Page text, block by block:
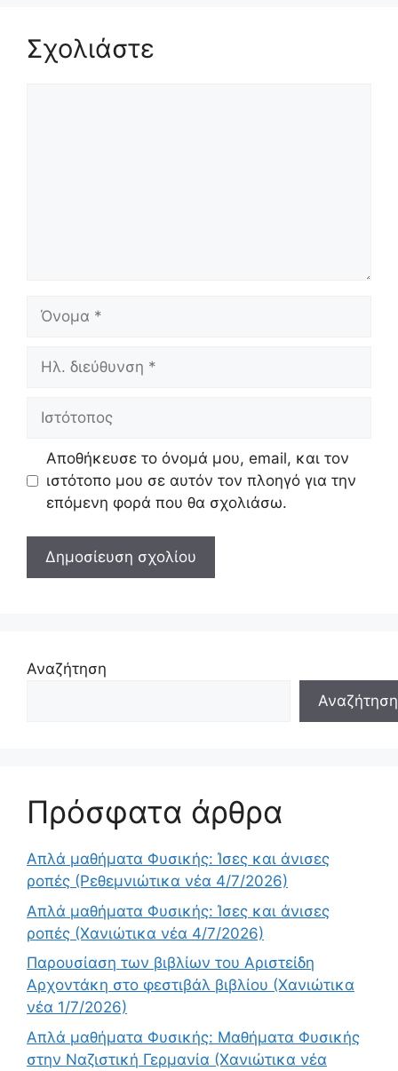
Σχολιάστε
διεύθυνση
Αποθήκευσε το όνομά μου, email, και τον
ιστότοπο μου σε αυτόν τον πλοηγό για την
επόμενη φορά που θα σχολιάσω.
Αναζήτηση
Αναζήτηση
Πρόσφατα άρθρα
Απλά μαθήματα Φυσικής: Ίσες και άνισες
ροπές (Ρεθεμνιώτικα νέα 4/7/2026)
Απλά μαθήματα Φυσικής: Ίσες και άνισες
ροπές (Χανιώτικα νέα 4/7/2026)
Παρουσίαση των βιβλίων του Αριστείδη
Αρχοντάκη στο φεστιβάλ βιβλίου (Χανιώτικα
νέα 1/7/2026)
Απλά μαθήματα Φυσικής: Μαθήματα Φυσικής
στην Ναζιστική Γερμανία (Χανιώτικα νέα